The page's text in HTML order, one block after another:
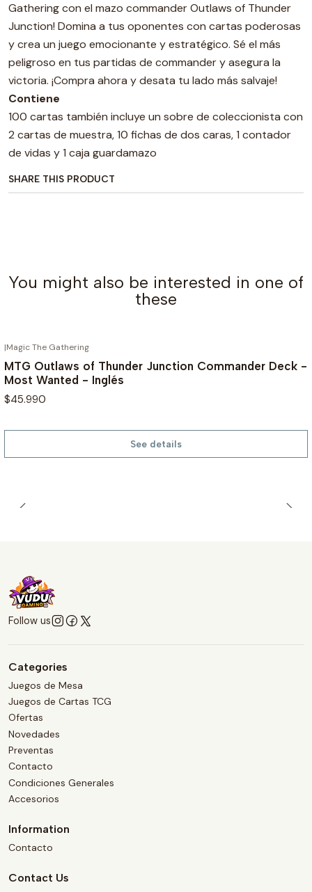
Gathering con el mazo commander Outlaws of Thunder
Junction! Domina a tus oponentes con cartas poderosas
y crea un juego emocionante y estratégico. Sé el más
peligroso en tus partidas de commander y asegura la
victoria. ¡Compra ahora y desata tu lado más salvaje!
Contiene
100 cartas también incluye un sobre de coleccionista con
2 cartas de muestra, 10 fichas de dos caras, 1 contador
de vidas y 1 caja guardamazo
SHARE THIS PRODUCT
You might also be interested in one of
these
|Magic The Gathering
MTG Outlaws of Thunder Junction Commander Deck -
Most Wanted - Inglés
$45.990
See details
Follow us
Categories
Juegos de Mesa
Juegos de Cartas TCG
Ofertas
Novedades
Preventas
Contacto
Condiciones Generales
Accesorios
Information
Contacto
Contact Us